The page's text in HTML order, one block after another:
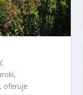
oferuje